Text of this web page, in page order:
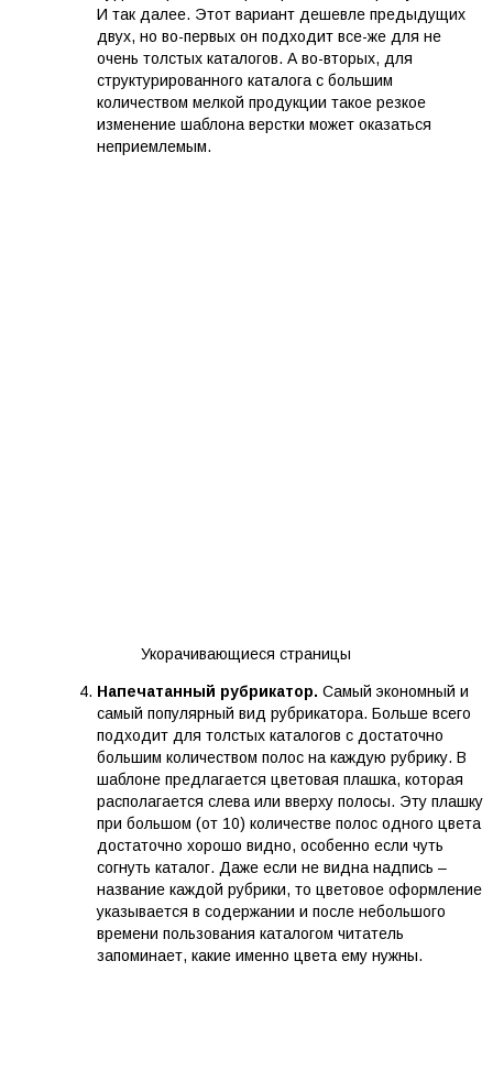
И так далее. Этот вариант дешевле предыдущих
двух, но во-первых он подходит все-же для не
очень толстых каталогов. А во-вторых, для
структурированного каталога с большим
количеством мелкой продукции такое резкое
изменение шаблона верстки может оказаться
неприемлемым.
Укорачивающиеся страницы
Напечатанный рубрикатор. Самый экономный и
самый популярный вид рубрикатора. Больше всего
подходит для толстых каталогов с достаточно
большим количеством полос на каждую рубрику. В
шаблоне предлагается цветовая плашка, которая
располагается слева или вверху полосы. Эту плашку
при большом (от 10) количестве полос одного цвета
достаточно хорошо видно, особенно если чуть
согнуть каталог. Даже если не видна надпись –
название каждой рубрики, то цветовое оформление
указывается в содержании и после небольшого
времени пользования каталогом читатель
запоминает, какие именно цвета ему нужны.